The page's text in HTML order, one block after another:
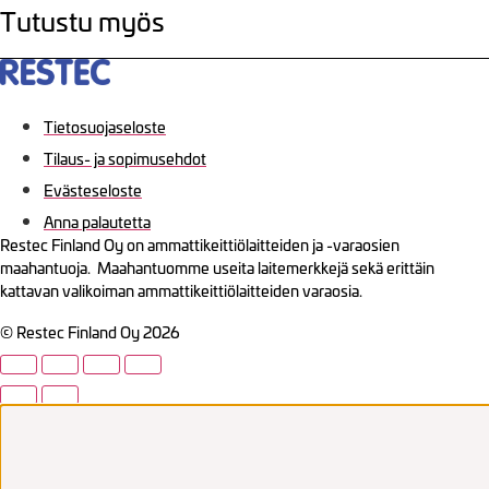
Tutustu myös
Tietosuojaseloste
Tilaus- ja sopimusehdot
Evästeseloste
Anna palautetta
Restec Finland Oy on ammattikeittiölaitteiden ja -varaosien
maahantuoja. Maahantuomme useita laitemerkkejä sekä erittäin
kattavan valikoiman ammattikeittiölaitteiden varaosia.
© Restec Finland Oy 2026